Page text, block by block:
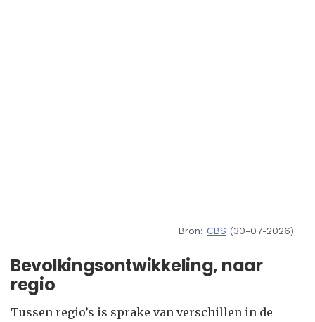
Bron: CBS (30-07-2026)
Bevolkingsontwikkeling, naar
regio
Tussen regio’s is sprake van verschillen in de